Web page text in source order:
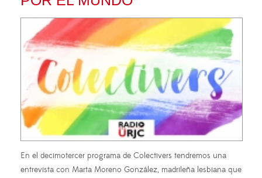
En el decimotercer programa de Colectivers tendremos una
entrevista con Marta Moreno González, madrileña lesbiana que